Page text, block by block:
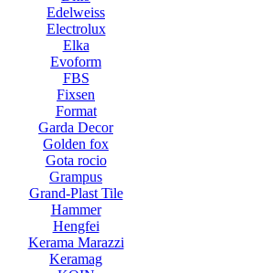
Edelweiss
Electrolux
Elka
Evoform
FBS
Fixsen
Format
Garda Decor
Golden fox
Gota rocio
Grampus
Grand-Plast Tile
Hammer
Hengfei
Kerama Marazzi
Keramag